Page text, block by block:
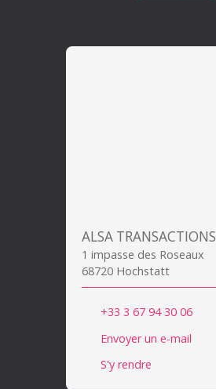
1 impasse des Roseaux
68720 Hochstatt
+33 3 67 94 30 06
Envoyer un e-mail
S'y rendre